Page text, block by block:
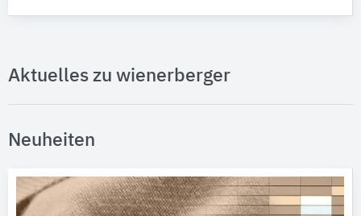
Aktuelles zu wienerberger
Neuheiten